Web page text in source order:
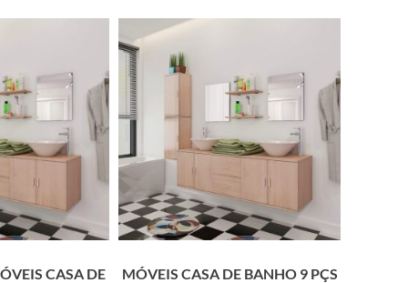
CASA DE
MÓVEIS CASA DE BANHO 9 PÇS